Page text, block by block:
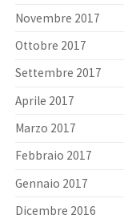
Novembre 2017
Ottobre 2017
Settembre 2017
Aprile 2017
Marzo 2017
Febbraio 2017
Gennaio 2017
Dicembre 2016